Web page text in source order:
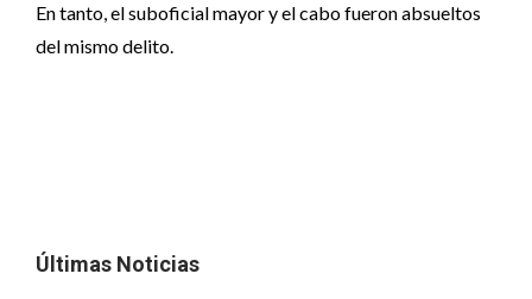
En tanto, el suboficial mayor y el cabo fueron absueltos
del mismo delito.
Últimas Noticias